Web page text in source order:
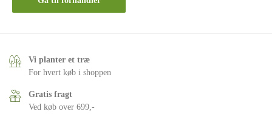
Vi planter et træ
For hvert køb i shoppen
Gratis fragt
Ved køb over 699,-